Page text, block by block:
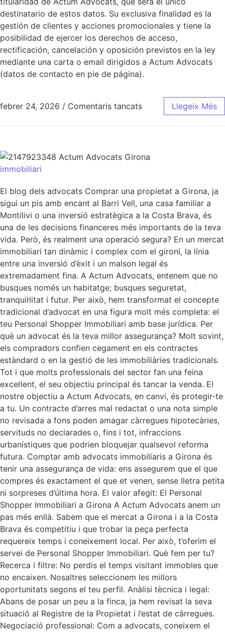
destinatario de estos datos. Su exclusiva finalidad es la
gestión de clientes y acciones promocionales y tiene la
posibilidad de ejercer los derechos de acceso,
rectificación, cancelación y oposición previstos en la ley
mediante una carta o email dirigidos a Actum Advocats
(datos de contacto en pie de página).
febrer 24, 2026 / Comentaris tancats Llegeix Més
immobiliari
El blog dels advocats Comprar una propietat a Girona, ja
sigui un pis amb encant al Barri Vell, una casa familiar a
Montilivi o una inversió estratègica a la Costa Brava, és
una de les decisions financeres més importants de la teva
vida. Però, és realment una operació segura? En un mercat
immobiliari tan dinàmic i complex com el gironí, la línia
entre una inversió d’èxit i un malson legal és
extremadament fina. A Actum Advocats, entenem que no
busques només un habitatge; busques seguretat,
tranquil·litat i futur. Per això, hem transformat el concepte
tradicional d’advocat en una figura molt més completa: el
teu Personal Shopper Immobiliari amb base jurídica. Per
què un advocat és la teva millor assegurança? Molt sovint,
els compradors confien cegament en els contractes
estàndard o en la gestió de les immobiliàries tradicionals.
Tot i que molts professionals del sector fan una feina
excel·lent, el seu objectiu principal és tancar la venda. El
nostre objectiu a Actum Advocats, en canvi, és protegir-te
a tu. Un contracte d’arres mal redactat o una nota simple
no revisada a fons poden amagar càrregues hipotecàries,
servituds no declarades o, fins i tot, infraccions
urbanístiques que podrien bloquejar qualsevol reforma
futura. Comptar amb advocats immobiliaris a Girona és
tenir una assegurança de vida: ens assegurem que el que
compres és exactament el que et venen, sense lletra petita
ni sorpreses d’última hora. El valor afegit: El Personal
Shopper Immobiliari a Girona A Actum Advocats anem un
pas més enllà. Sabem que el mercat a Girona i a la Costa
Brava és competitiu i que trobar la peça perfecta
requereix temps i coneixement local. Per això, t’oferim el
servei de Personal Shopper Immobiliari. Què fem per tu?
Recerca i filtre: No perdis el temps visitant immobles que
no encaixen. Nosaltres seleccionem les millors
oportunitats segons el teu perfil. Anàlisi tècnica i legal:
Abans de posar un peu a la finca, ja hem revisat la seva
situació al Registre de la Propietat i l’estat de càrregues.
Negociació professional: Com a advocats, coneixem el